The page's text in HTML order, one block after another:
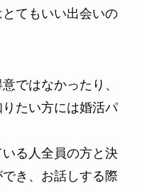
てもいい出会いの
ではなかったり、
たい方には婚活パ
る人全員の方と決
き、お話しする際